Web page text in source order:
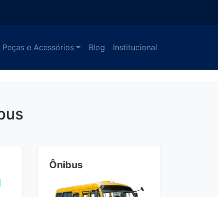
Peças e Acessórios Blog Institucional
Ônibus